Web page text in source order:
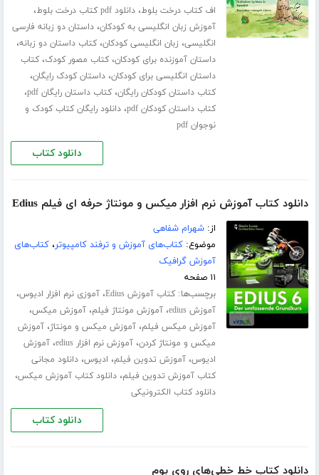
اف کتاب درخت بلوط،دانلود pdf کتاب درخت بلوط ،
آموزش زبان انگلیسی به کودکان،داستان دو زبانه فارسی
انگلیسی، زبان انگلیسی کودکان،کتاب داستان دو زبانه،
داستان آموزنده برای کودکان،کتاب مصور کودک،کتاب
داستان انگلیسی برای کودکان،داستان کودک رایگان،
کتاب داستان کودکان رایگان،کتاب داستان رایگان pdf ،
کتاب داستان کودکان pdf ،دانلود رایگان کتاب کودک و
نوجوان pdf
دانلود کتاب
دانلود کتاب آموزش نرم افزار میکس و مونتاژ حرفه ای فیلم Edius
از:شهرام شفاهی
موضوع:کتاب‌های آموزش و ترفند کامپیوتر،کتاب‌های
آموزش گرافیک
۱۱ صفحه
برچسب‌ها:کتاب آموزش Edius ،آموزی نرم افزار ادیوس،
آموزش edius ،آموزش مونتاژ فیلم،آموزش میکس،
آموزش میکس فیلم،آموزش میکس و مونتاژ،آموزش
میکس و مونتاژ کردن،آموزش نرم افزار edius ،آموزش
ادیوس،آموزش تدوین فیلم، ادیوس،دانلود مجانی
کتاب آموزش تدوین فیلم،دانلود کتاب آموزش میکس،
دانلود کتاب الکترونیکی
دانلود کتاب
دانلود کتاب خط خطی‌های روی بوم